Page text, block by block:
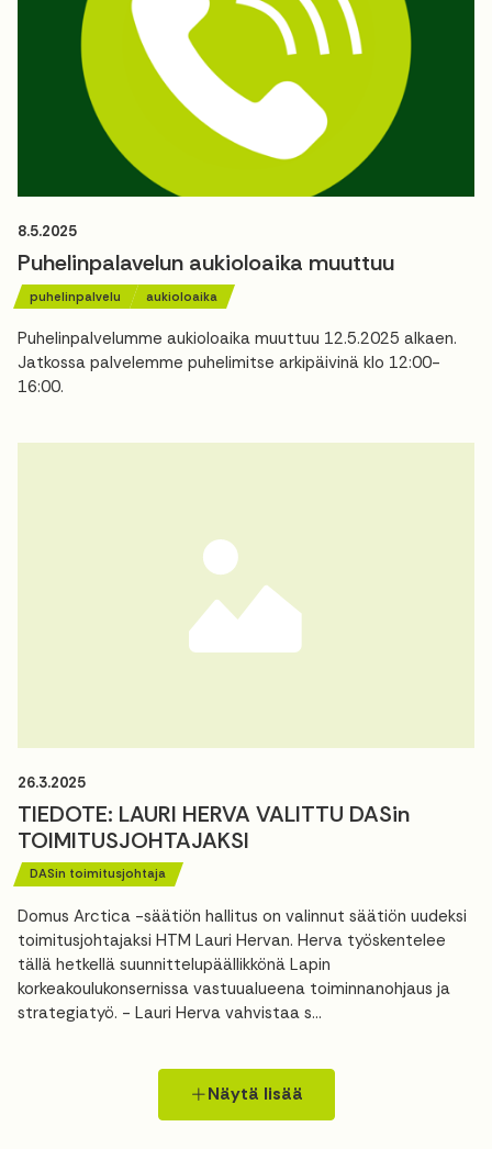
8.5.2025
Puhelinpalavelun aukioloaika muuttuu
puhelinpalvelu aukioloaika
Puhelinpalvelumme aukioloaika muuttuu 12.5.2025 alkaen.
Jatkossa palvelemme puhelimitse arkipäivinä klo 12:00-
16:00.
26.3.2025
TIEDOTE: LAURI HERVA VALITTU DASin
TOIMITUSJOHTAJAKSI
DASin toimitusjohtaja
Domus Arctica -säätiön hallitus on valinnut säätiön uudeksi
toimitusjohtajaksi HTM Lauri Hervan. Herva työskentelee
tällä hetkellä suunnittelupäällikkönä Lapin
korkeakoulukonsernissa vastuualueena toiminnanohjaus ja
strategiatyö. - Lauri Herva vahvistaa s...
Näytä lisää